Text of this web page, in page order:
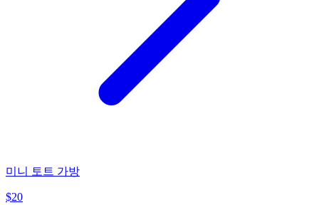
미니 토트 가방
$20